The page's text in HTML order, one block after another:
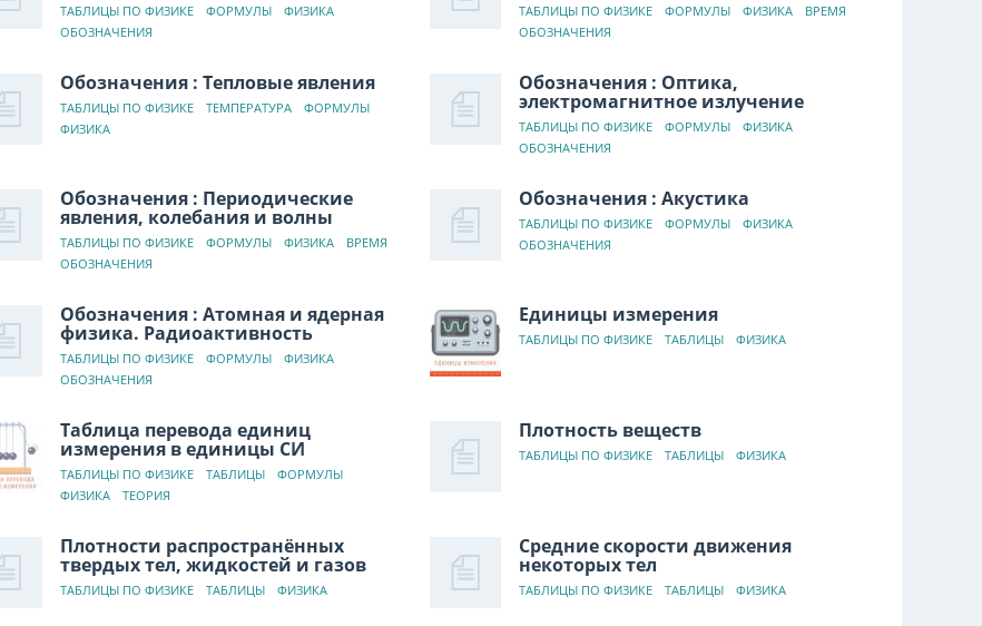
ТАБЛИЦЫ ПО ФИЗИКЕ ФОРМУЛЫ
ФИЗИКА
ОБОЗНАЧЕНИЯ
ТАБЛИЦЫ ПО ФИЗИКЕ ФОРМУЛЫ ФИЗИКА
ВРЕМЯ
ОБОЗНАЧЕНИЯ
Обозначения : Тепловые явления
ТАБЛИЦЫ ПО ФИЗИКЕ ТЕМПЕРАТУРА
ФОРМУЛЫ
ФИЗИКА
Обозначения : Оптика,
электромагнитное излучение
ТАБЛИЦЫ ПО ФИЗИКЕ ФОРМУЛЫ
ФИЗИКА
ОБОЗНАЧЕНИЯ
Обозначения : Периодические
явления, колебания и волны
ТАБЛИЦЫ ПО ФИЗИКЕ ФОРМУЛЫ ФИЗИКА
ВРЕМЯ
ОБОЗНАЧЕНИЯ
Обозначения : Акустика
ТАБЛИЦЫ ПО ФИЗИКЕ ФОРМУЛЫ
ФИЗИКА
ОБОЗНАЧЕНИЯ
Обозначения : Атомная и ядерная
физика. Радиоактивность
ТАБЛИЦЫ ПО ФИЗИКЕ ФОРМУЛЫ
ФИЗИКА
ОБОЗНАЧЕНИЯ
Единицы измерения
ТАБЛИЦЫ ПО ФИЗИКЕ ТАБЛИЦЫ ФИЗИКА
Таблица перевода единиц
измерения в единицы СИ
ТАБЛИЦЫ ПО ФИЗИКЕ ТАБЛИЦЫ
ФОРМУЛЫ
ФИЗИКА
ТЕОРИЯ
Плотность веществ
ТАБЛИЦЫ ПО ФИЗИКЕ ТАБЛИЦЫ ФИЗИКА
Плотности распространённых
твердых тел, жидкостей и газов
ТАБЛИЦЫ ПО ФИЗИКЕ ТАБЛИЦЫ ФИЗИКА
Средние скорости движения
некоторых тел
ТАБЛИЦЫ ПО ФИЗИКЕ ТАБЛИЦЫ ФИЗИКА